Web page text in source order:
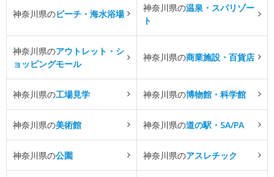
神奈川県のビーチ・海水浴場
神奈川県の温泉・スパリゾー
ト
神奈川県のアウトレット・シ
ョッピングモール
神奈川県の商業施設・百貨店
神奈川県の工場見学 神奈川県の博物館・科学館
神奈川県の美術館 神奈川県の道の駅・SA/PA
神奈川県の公園 神奈川県のアスレチック